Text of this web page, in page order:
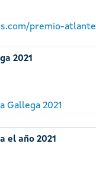
premio-
2021
Gallega 2021
el año 2021